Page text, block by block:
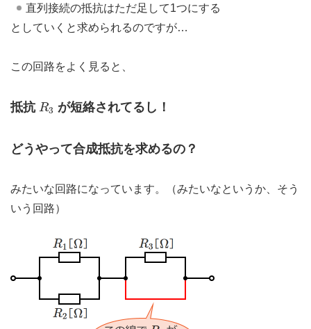
直列接続の抵抗はただ足して1つにする
としていくと求められるのですが…
この回路をよく見ると、
抵抗 R3
R が短絡されてるし！
どうやって合成抵抗を求めるの？
みたいな回路になっています。（みたいなというか、そう
いう回路）